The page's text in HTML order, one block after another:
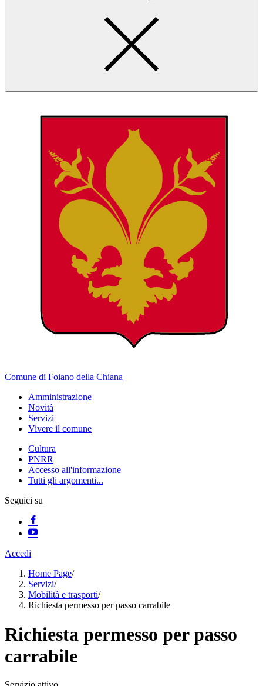
Comune di Foiano della Chiana
Amministrazione
Novità
Servizi
Vivere il comune
Cultura
PNRR
Accesso all'informazione
Tutti gli argomenti...
Seguici su
Accedi
Home Page/
Servizi/
Mobilità e trasporti/
Richiesta permesso per passo carrabile
Richiesta permesso per passo
carrabile